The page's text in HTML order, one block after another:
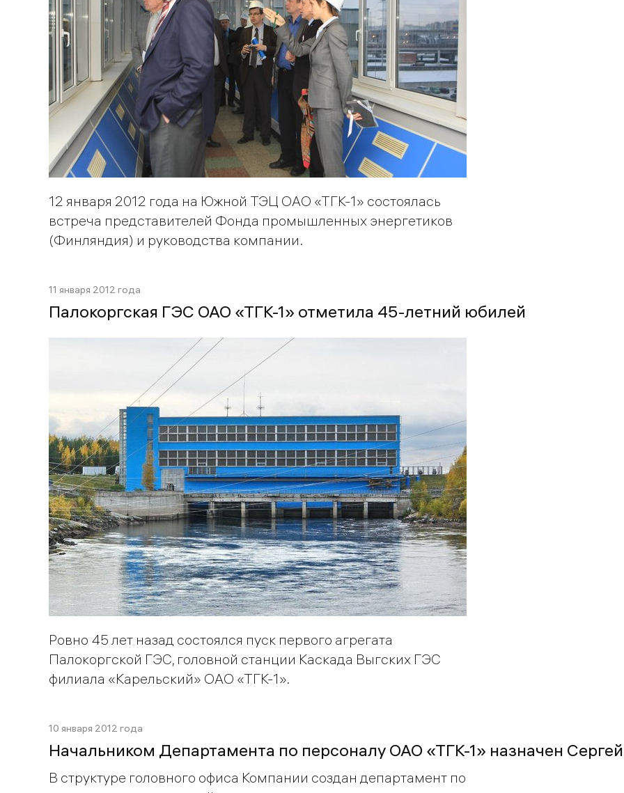
12 января 2012 года на Южной ТЭЦ ОАО «ТГК-1» состоялась
встреча представителей Фонда промышленных энергетиков
(Финляндия) и руководства компании.
11 января 2012 года
Палокоргская ГЭС ОАО «ТГК-1» отметила 45-летний юбилей
Ровно 45 лет назад состоялся пуск первого агрегата
Палокоргской ГЭС, головной станции Каскада Выгских ГЭС
филиала «Карельский» ОАО «ТГК-1».
10 января 2012 года
Начальником Департамента по персоналу ОАО «ТГК-1» назначен
В структуре головного офиса Компании создан департамент по